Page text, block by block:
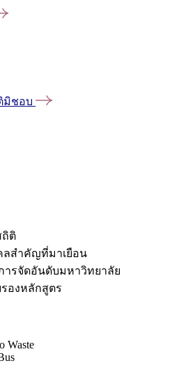
มิชอบ
ติ
ลสำคัญที่มาเยือน
ารจัดอันดับมหาวิทยาลัย
องหลักสูตร
Waste